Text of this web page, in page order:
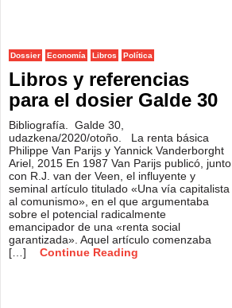
Dossier Economía Libros Política
Libros y referencias
para el dosier Galde 30
Bibliografía. Galde 30,
udazkena/2020/otoño. La renta básica
Philippe Van Parijs y Yannick Vanderborght
Ariel, 2015 En 1987 Van Parijs publicó, junto
con R.J. van der Veen, el influyente y
seminal artículo titulado «Una vía capitalista
al comunismo», en el que argumentaba
sobre el potencial radicalmente
emancipador de una «renta social
garantizada». Aquel artículo comenzaba
[…]
Continue Reading